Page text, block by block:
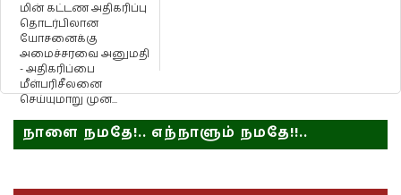
மின் கட்டண அதிகரிப்பு
தொடர்பிலான
யோசனைக்கு
அமைச்சரவை அனுமதி
- அதிகரிப்பை
மீள்பரிசீலனை
செய்யுமாறு முன...
நாளை நமதே!.. எந்நாளும் நமதே!!..